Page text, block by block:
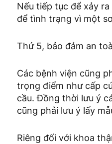
Nếu tiếp tục để xảy
để tình trạng vì một
Thứ 5, bảo đảm an
Các bệnh viện cũng
trọng điểm như cấp
cầu. Đồng thời lưu ý
cũng phải lưu ý lấy
Riêng đối với khoa